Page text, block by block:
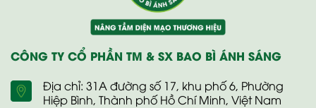
CÔNG TY CỔ PHẦN TM & SX BAO BÌ ÁNH SÁNG
Địa chỉ: 31A đường số 17, khu phố 6, Phường
Hiệp Bình, Thành phố Hồ Chí Minh, Việt Nam